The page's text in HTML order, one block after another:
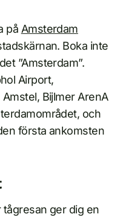
på Amsterdam
Boka inte
”Amsterdam”.
Airport,
Bijlmer ArenA
och
första ankomsten
tågresan ger dig en